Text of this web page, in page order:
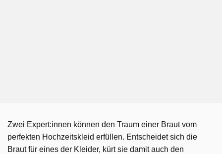
Zwei Expert:innen können den Traum einer Braut vom
perfekten Hochzeitskleid erfüllen. Entscheidet sich die
Braut für eines der Kleider, kürt sie damit auch den